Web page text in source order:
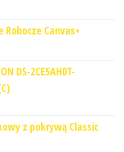
Robocze Canvas+
DS-2CE5AH0T-
z pokrywą Classic